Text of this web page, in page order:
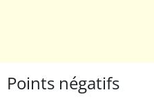
Points négatifs